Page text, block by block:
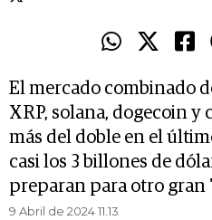
El mercado combinado
XRP, solana, dogecoin
más del doble en el
casi los 3 billones de
preparan para otro gran
9 Abril de 2024 11.13